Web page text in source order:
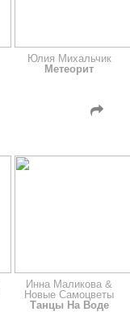
Юлия Михальчик
Метеорит
Инна Маликова &
Новые Самоцветы
Танцы На Воде